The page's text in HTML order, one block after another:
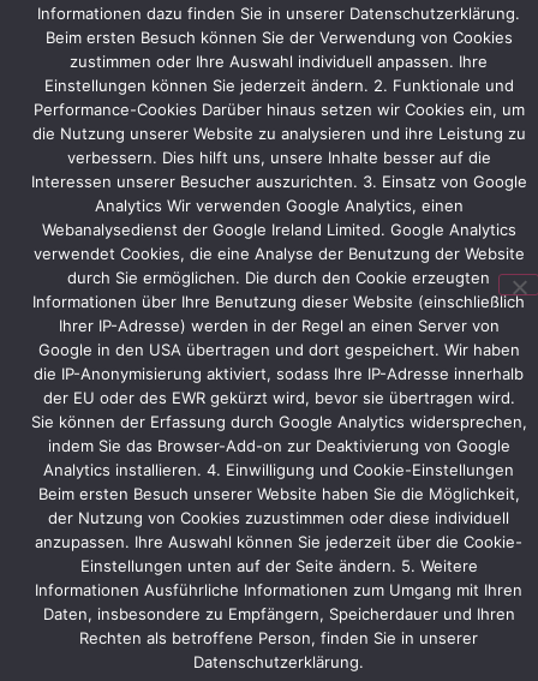
durch
eine
Flexibilität
in
der
Planungsphase.
Swiss
PCB
selbst
wird
diverse
gefertigte
Exponate
präsentieren.
Vorheriger Nächster
Informationen dazu finden Sie in unserer Datenschutzerklärung.
Beim ersten Besuch können Sie der Verwendung von Cookies
zustimmen oder Ihre Auswahl individuell anpassen. Ihre
Einstellungen können Sie jederzeit ändern. 2. Funktionale und
Performance-Cookies Darüber hinaus setzen wir Cookies ein, um
die Nutzung unserer Website zu analysieren und ihre Leistung zu
verbessern. Dies hilft uns, unsere Inhalte besser auf die
Interessen unserer Besucher auszurichten. 3. Einsatz von Google
Analytics Wir verwenden Google Analytics, einen
Webanalysedienst der Google Ireland Limited. Google Analytics
verwendet Cookies, die eine Analyse der Benutzung der Website
durch Sie ermöglichen. Die durch den Cookie erzeugten
Informationen über Ihre Benutzung dieser Website (einschließlich
Ihrer IP-Adresse) werden in der Regel an einen Server von
Google in den USA übertragen und dort gespeichert. Wir haben
die IP-Anonymisierung aktiviert, sodass Ihre IP-Adresse innerhalb
der EU oder des EWR gekürzt wird, bevor sie übertragen wird.
Sie können der Erfassung durch Google Analytics widersprechen,
indem Sie das Browser-Add-on zur Deaktivierung von Google
Analytics installieren. 4. Einwilligung und Cookie-Einstellungen
Beim ersten Besuch unserer Website haben Sie die Möglichkeit,
der Nutzung von Cookies zuzustimmen oder diese individuell
anzupassen. Ihre Auswahl können Sie jederzeit über die Cookie-
Einstellungen unten auf der Seite ändern. 5. Weitere
Informationen Ausführliche Informationen zum Umgang mit Ihren
Daten, insbesondere zu Empfängern, Speicherdauer und Ihren
Rechten als betroffene Person, finden Sie in unserer
Datenschutzerklärung.